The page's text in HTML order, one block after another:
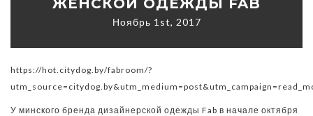
БРЕНДА
ЖЕНСКОЙ
ОДЕЖДЫ
FAB
ЖЕНСКОЙ ОДЕЖДЫ FAB
Ноябрь 1st, 2017
https://hot.citydog.by/fabroom/?
У минского бренда дизайнерской одежды Fab в начале октября